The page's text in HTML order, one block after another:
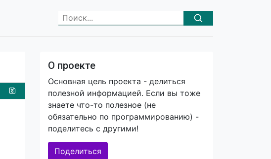
О проекте
Основная цель проекта - делиться
полезной информацией. Если вы тоже
знаете что-то полезное (не
обязательно по программированию) -
поделитесь с другими!
Поделиться